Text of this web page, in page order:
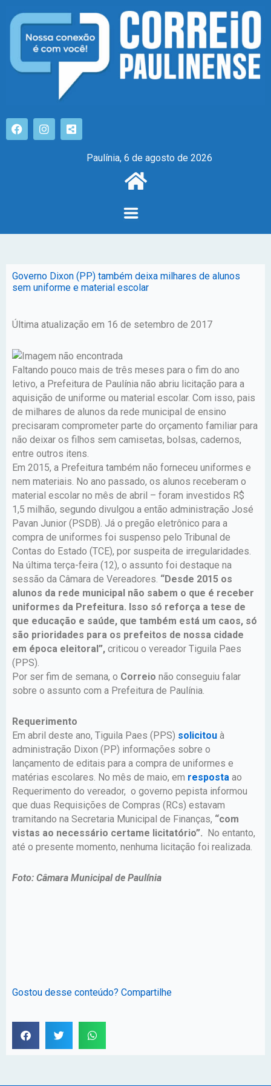
Paulínia, 6 de agosto de 2026
Governo Dixon (PP) também deixa milhares de alunos
sem uniforme e material escolar
Última atualização em 16 de setembro de 2017
Faltando pouco mais de três meses para o fim do ano
letivo, a Prefeitura de Paulínia não abriu licitação para a
aquisição de uniforme ou material escolar. Com isso, pais
de milhares de alunos da rede municipal de ensino
precisaram comprometer parte do orçamento familiar para
não deixar os filhos sem camisetas, bolsas, cadernos,
entre outros itens.
Em 2015, a Prefeitura também não forneceu uniformes e
nem materiais. No ano passado, os alunos receberam o
material escolar no mês de abril – foram investidos R$
1,5 milhão, segundo divulgou a então administração José
Pavan Junior (PSDB). Já o pregão eletrônico para a
compra de uniformes foi suspenso pelo Tribunal de
Contas do Estado (TCE), por suspeita de irregularidades.
Na última terça-feira (12), o assunto foi destaque na
sessão da Câmara de Vereadores. “Desde 2015 os
alunos da rede municipal não sabem o que é receber
uniformes da Prefeitura. Isso só reforça a tese de
que educação e saúde, que também está um caos, só
são prioridades para os prefeitos de nossa cidade
em época eleitoral”, criticou o vereador Tiguila Paes
(PPS).
Por ser fim de semana, o Correio não conseguiu falar
sobre o assunto com a Prefeitura de Paulínia.
Requerimento
Em abril deste ano, Tiguila Paes (PPS) solicitou à
administração Dixon (PP) informações sobre o
lançamento de editais para a compra de uniformes e
matérias escolares. No mês de maio, em resposta ao
Requerimento do vereador, o governo pepista informou
que duas Requisições de Compras (RCs) estavam
tramitando na Secretaria Municipal de Finanças, “com
vistas ao necessário certame licitatório”. No entanto,
até o presente momento, nenhuma licitação foi realizada.
Foto: Câmara Municipal de Paulínia
Gostou desse conteúdo? Compartilhe